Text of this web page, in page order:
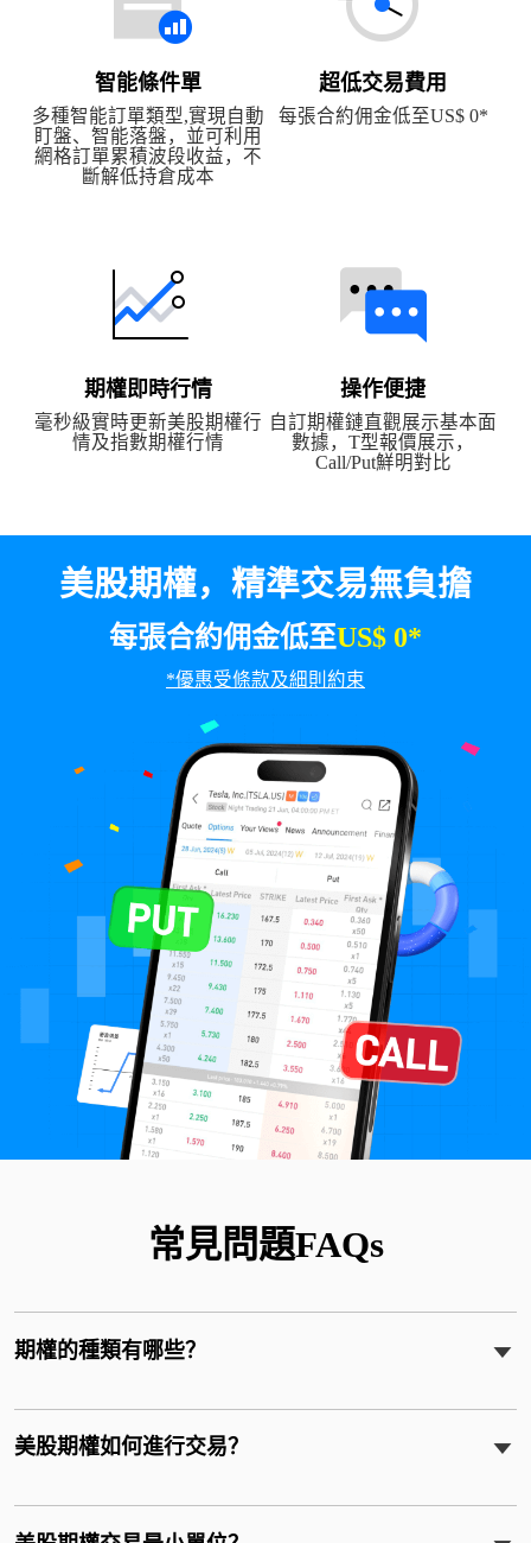
智能條件單
多種智能訂單類型,實現自動
盯盤、智能落盤，並可利用
網格訂單累積波段收益，不
斷解低持倉成本
超低交易費用
每張合約佣金低至US$ 0*
期權即時行情
毫秒級實時更新美股期權行
情及指數期權行情
操作便捷
自訂期權鏈直觀展示基本面
數據，T型報價展示，
Call/Put鮮明對比
美股期權，精準交易無負擔
每張合約佣金低至US$ 0*
*優惠受條款及細則約束
常見問題FAQs
期權的種類有哪些？
美股期權如何進行交易？